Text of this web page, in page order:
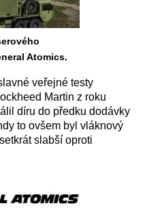
Atomics.
veřejné testy
Martin z roku
díru do předku dodávky
to ovšem byl vláknový
slabší oproti